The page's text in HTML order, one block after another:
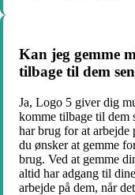
Kan jeg gemme
tilbage til dem
Ja, Logo 5 giver dig
komme tilbage til dem
har brug for at arbejde
du ønsker at gemme
brug. Ved at gemme
altid har adgang til
arbejde på dem, når